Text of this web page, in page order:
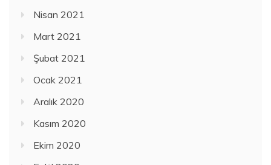
Nisan 2021
Mart 2021
Şubat 2021
Ocak 2021
Aralık 2020
Kasım 2020
Ekim 2020